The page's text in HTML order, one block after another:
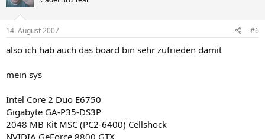
14. August 2007 #6
also ich hab auch das board bin sehr zufrieden damit
mein sys
Intel Core 2 Duo E6750
Gigabyte GA-P35-DS3P
2048 MB Kit MSC (PC2-6400) Cellshock
NVIDIA GeForce 8800 GTX